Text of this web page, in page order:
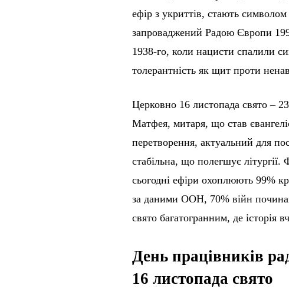
ефір з укриттів, стають
запроваджений Радою Європи
1938-го, коли нацисти спалили
толерантність як щит проти
Церковно 16 листопада свято –
Матфея, митаря, що став
перетворення, актуальний для
стабільна, що полегшує
сьогодні ефіри охоплюють 99%
за даними ООН, 70% війн
свято багатогранним, де історія
День працівників
16 листопада свято